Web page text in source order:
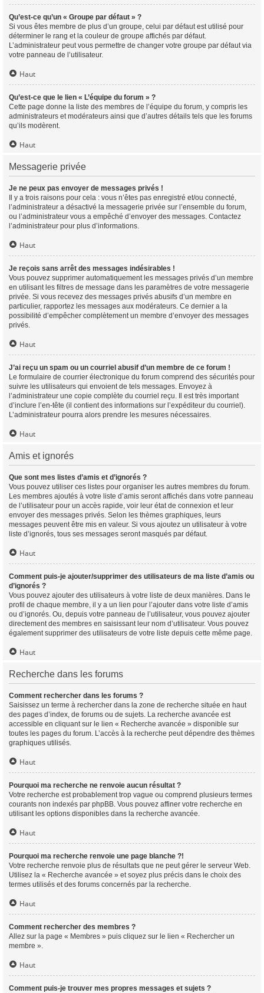
Qu’est-ce qu’un « Groupe par défaut » ?
Si vous êtes membre de plus d’un groupe, celui par défaut est utilisé pour
déterminer le rang et la couleur de groupe affichés par défaut.
L’administrateur peut vous permettre de changer votre groupe par défaut via
votre panneau de l’utilisateur.
Haut
Qu’est-ce que le lien « L’équipe du forum » ?
Cette page donne la liste des membres de l’équipe du forum, y compris les
administrateurs et modérateurs ainsi que d’autres détails tels que les forums
qu’ils modèrent.
Haut
Messagerie privée
Je ne peux pas envoyer de messages privés !
Il y a trois raisons pour cela : vous n’êtes pas enregistré et/ou connecté,
l’administrateur a désactivé la messagerie privée sur l’ensemble du forum,
ou l’administrateur vous a empêché d’envoyer des messages. Contactez
l’administrateur pour plus d’informations.
Haut
Je reçois sans arrêt des messages indésirables !
Vous pouvez supprimer automatiquement les messages privés d’un membre
en utilisant les filtres de message dans les paramètres de votre messagerie
privée. Si vous recevez des messages privés abusifs d’un membre en
particulier, rapportez les messages aux modérateurs. Ce dernier a la
possibilité d’empêcher complètement un membre d’envoyer des messages
privés.
Haut
J’ai reçu un spam ou un courriel abusif d’un membre de ce forum !
Le formulaire de courrier électronique du forum comprend des sécurités pour
suivre les utilisateurs qui envoient de tels messages. Envoyez à
l’administrateur une copie complète du courriel reçu. Il est très important
d’inclure l’en-tête (il contient des informations sur l’expéditeur du courriel).
L’administrateur pourra alors prendre les mesures nécessaires.
Haut
Amis et ignorés
Que sont mes listes d’amis et d’ignorés ?
Vous pouvez utiliser ces listes pour organiser les autres membres du forum.
Les membres ajoutés à votre liste d’amis seront affichés dans votre panneau
de l’utilisateur pour un accès rapide, voir leur état de connexion et leur
envoyer des messages privés. Selon les thèmes graphiques, leurs
messages peuvent être mis en valeur. Si vous ajoutez un utilisateur à votre
liste d’ignorés, tous ses messages seront masqués par défaut.
Haut
Comment puis-je ajouter/supprimer des utilisateurs de ma liste d’amis ou
d’ignorés ?
Vous pouvez ajouter des utilisateurs à votre liste de deux manières. Dans le
profil de chaque membre, il y a un lien pour l’ajouter dans votre liste d’amis
ou d’ignorés. Ou, depuis votre panneau de l’utilisateur, vous pouvez ajouter
directement des membres en saisissant leur nom d’utilisateur. Vous pouvez
également supprimer des utilisateurs de votre liste depuis cette même page.
Haut
Recherche dans les forums
Comment rechercher dans les forums ?
Saisissez un terme à rechercher dans la zone de recherche située en haut
des pages d’index, de forums ou de sujets. La recherche avancée est
accessible en cliquant sur le lien « Recherche avancée » disponible sur
toutes les pages du forum. L’accès à la recherche peut dépendre des thèmes
graphiques utilisés.
Haut
Pourquoi ma recherche ne renvoie aucun résultat ?
Votre recherche est probablement trop vague ou comprend plusieurs termes
courants non indexés par phpBB. Vous pouvez affiner votre recherche en
utilisant les options disponibles dans la recherche avancée.
Haut
Pourquoi ma recherche renvoie une page blanche ?!
Votre recherche renvoie plus de résultats que ne peut gérer le serveur Web.
Utilisez la « Recherche avancée » et soyez plus précis dans le choix des
termes utilisés et des forums concernés par la recherche.
Haut
Comment rechercher des membres ?
Allez sur la page « Membres » puis cliquez sur le lien « Rechercher un
membre ».
Haut
Comment puis-je trouver mes propres messages et sujets ?